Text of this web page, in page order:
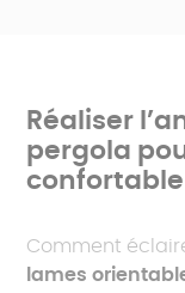
Réaliser
pergola
Comment
lames